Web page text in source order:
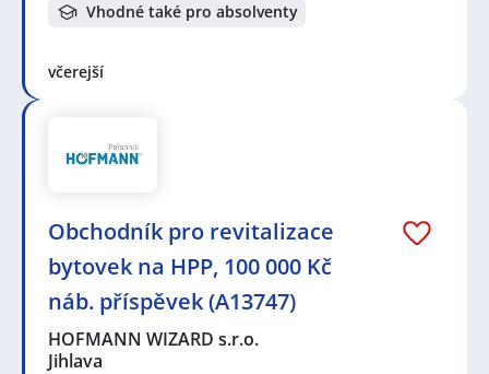
Vhodné také pro absolventy
včerejší
Obchodník pro revitalizace
bytovek na HPP, 100 000 Kč
náb. příspěvek (A13747)
HOFMANN WIZARD s.r.o.
Jihlava